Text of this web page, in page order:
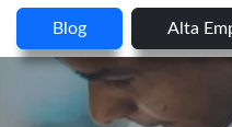
Blog Alta